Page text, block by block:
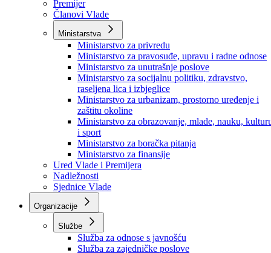
Vlada
Vlada BPK Goražde
Premijer
Članovi Vlade
Ministarstva
Ministarstvo za privredu
Ministarstvo za pravosuđe, upravu i radne odnose
Ministarstvo za unutrašnje poslove
Ministarstvo za socijalnu politiku, zdravstvo,
raseljena lica i izbjeglice
Ministarstvo za urbanizam, prostorno uređenje i
zaštitu okoline
Ministarstvo za obrazovanje, mlade, nauku,
i sport
Ministarstvo za boračka pitanja
Ministarstvo za finansije
Ured Vlade i Premijera
Nadležnosti
Sjednice Vlade
Organizacije